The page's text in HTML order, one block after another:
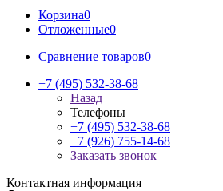
Корзина0
Отложенные0
Сравнение товаров0
+7 (495) 532-38-68
Назад
Телефоны
+7 (495) 532-38-68
+7 (926) 755-14-68
Заказать звонок
Контактная информация